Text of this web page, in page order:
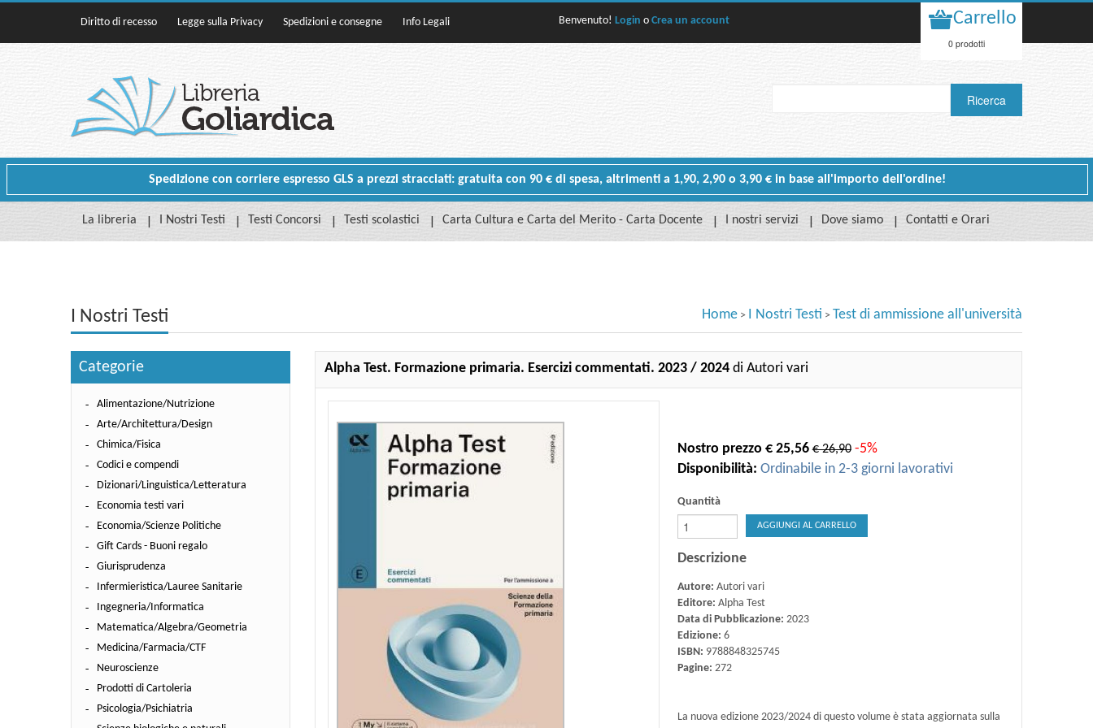
Diritto di recesso Legge sulla Privacy Spedizioni e consegne Info Legali Benvenuto! Login o Crea un account Carrello
0 prodotti
Spedizione con corriere espresso GLS a prezzi stracciati: gratuita con 90 € di spesa, altrimenti a 1,90, 2,90 o 3,90 € in base all'importo dell'ordine!
La libreria I Nostri Testi Testi Concorsi Testi scolastici Carta Cultura e Carta del Merito - Carta Docente I nostri servizi Dove siamo Contatti e Orari
I Nostri Testi Home > I Nostri Testi > Test di ammissione all'università
Categorie
Alimentazione/Nutrizione
Arte/Architettura/Design
Chimica/Fisica
Codici e compendi
Dizionari/Linguistica/Letteratura
Economia testi vari
Economia/Scienze Politiche
Gift Cards - Buoni regalo
Giurisprudenza
Infermieristica/Lauree Sanitarie
Ingegneria/Informatica
Matematica/Algebra/Geometria
Medicina/Farmacia/CTF
Neuroscienze
Prodotti di Cartoleria
Psicologia/Psichiatria
Alpha Test. Formazione primaria. Esercizi commentati. 2023 / 2024 di Autori vari
Nostro prezzo € 25,56 € 26,90 -5%
Disponibilità: Ordinabile in 2-3 giorni lavorativi
Quantità
AGGIUNGI AL CARRELLO
Descrizione
Autore: Autori vari
Editore: Alpha Test
Data di Pubblicazione: 2023
Edizione: 6
ISBN: 9788848325745
Pagine: 272
La nuova edizione 2023/2024 di questo volume è stata aggiornata sulla